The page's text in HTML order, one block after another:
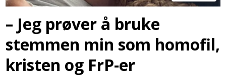
– Jeg prøver å bruke
stemmen min som homofil,
kristen og FrP-er